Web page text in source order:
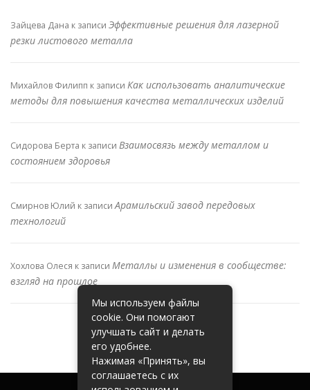
Зайцева Дана к записи Эффективные решения для лазерной
резки листового металла
Михайлов Филипп к записи Как использовать аналитические
методы для повышения качества металлических изделий
Сидорова Берта к записи Взаимосвязь между металлом и
состоянием здоровья
Смирнов Юлий к записиАрамильский завод передовых
технологий
Хохлова Олеся к записи Металлы и изменения в сообществе:
взгляд на прошлое
Мы используем файлы
cookie. Они помогают
улучшать сайт и делать
его удобнее.
Нажимая «Принять», вы
соглашаетесь с их